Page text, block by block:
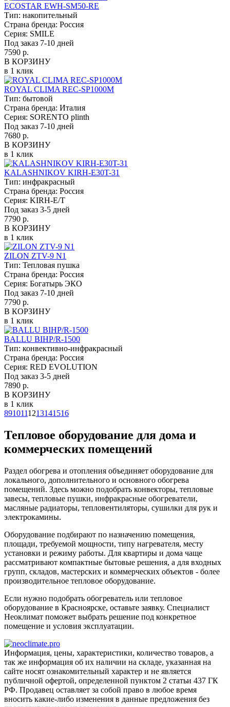
ECOSTAR EWH-SM50-RE
Тип: накопительный
Страна бренда: Россия
Серия: SMILE
Под заказ 7-10 дней
7590 р.
В КОРЗИНУ
в 1 клик
ROYAL CLIMA REC-SP1000M
Тип: бытовой
Страна бренда: Италия
Серия: SORENTO plinth
Под заказ 7-10 дней
7680 р.
В КОРЗИНУ
в 1 клик
KALASHNIKOV KIRH-E30T-31
Тип: инфракрасный
Страна бренда: Россия
Серия: KIRH-E/T
Под заказ 3-5 дней
7790 р.
В КОРЗИНУ
в 1 клик
ZILON ZTV-9 N1
Тип: Тепловая пушка
Страна бренда: Россия
Серия: Богатырь ЭКО
Под заказ 7-10 дней
7790 р.
В КОРЗИНУ
в 1 клик
BALLU BIHP/R-1500
Тип: конвективно-инфракрасный
Страна бренда: Россия
Серия: RED EVOLUTION
Под заказ 3-5 дней
7890 р.
В КОРЗИНУ
в 1 клик
8910111213141516
Тепловое оборудование для дома и
коммерческих помещений
Раздел обогрева и отопления объединяет оборудование для
локального, дополнительного и основного обогрева
помещений. Здесь можно подобрать конвекторы, тепловые
завесы, тепловые пушки, инфракрасные обогреватели,
масляные радиаторы, тепловентиляторы, сушилки для рук и
электрокамины.
Оборудование подбирают по назначению помещения,
площади, требуемой мощности, типу нагревателя, месту
установки и режиму работы. Для квартиры и дома чаще
рассматривают компактные бытовые решения, а для входных
групп, складов, мастерских и коммерческих объектов - более
производительное тепловое оборудование.
Если нужно подобрать обогреватель или тепловое
оборудование в Красноярске, оставьте заявку. Специалист
Неоклимат поможет выбрать решение под конкретное
помещение и условия эксплуатации.
Информация, цены, характеристики, количество товаров, а
так же информация об их наличии на складе, указанная на
сайте носят ознакомительный характер и не является
публичной офертой, определенной пунктом 2 статьи 437 ГК
РФ. Продавец оставляет за собой право в любое время
вносить какие-либо изменения в данные предложения без